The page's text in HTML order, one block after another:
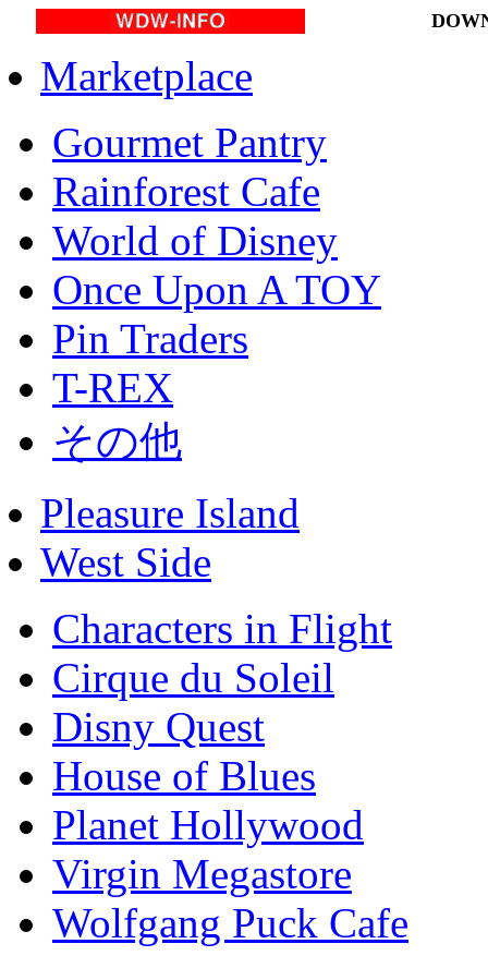
Marketplace
Gourmet Pantry
Rainforest Cafe
World of Disney
Once Upon A TOY
Pin Traders
T-REX
その他
Pleasure Island
West Side
Characters in Flight
Cirque du Soleil
Disny Quest
House of Blues
Planet Hollywood
Virgin Megastore
Wolfgang Puck Cafe